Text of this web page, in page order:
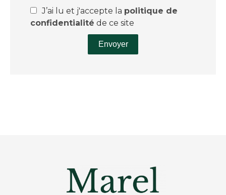
J’ai lu et j'accepte la politique de
confidentialité de ce site
Envoyer